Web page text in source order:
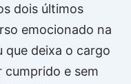
dois últimos
emocionado na
que deixa o cargo
e sem